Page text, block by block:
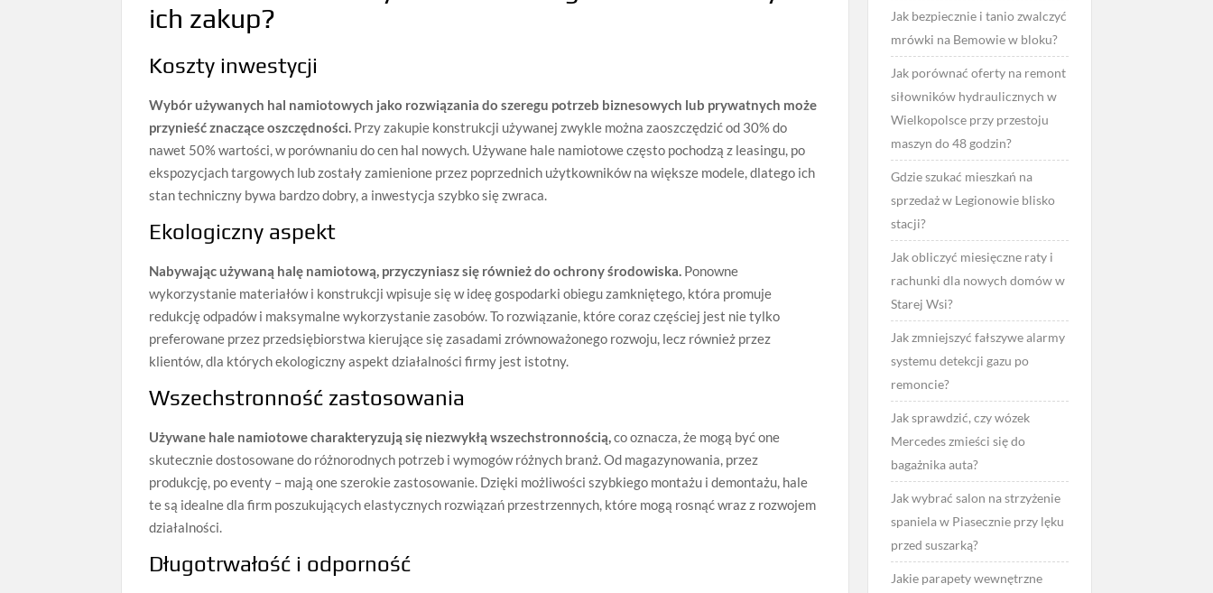
ich zakup?
Koszty inwestycji
Wybór używanych hal namiotowych jako rozwiązania do szeregu potrzeb biznesowych lub prywatnych może
przynieść znaczące oszczędności. Przy zakupie konstrukcji używanej zwykle można zaoszczędzić od 30% do
nawet 50% wartości, w porównaniu do cen hal nowych. Używane hale namiotowe często pochodzą z leasingu, po
ekspozycjach targowych lub zostały zamienione przez poprzednich użytkowników na większe modele, dlatego ich
stan techniczny bywa bardzo dobry, a inwestycja szybko się zwraca.
Ekologiczny aspekt
Nabywając używaną halę namiotową, przyczyniasz się również do ochrony środowiska. Ponowne
wykorzystanie materiałów i konstrukcji wpisuje się w ideę gospodarki obiegu zamkniętego, która promuje
redukcję odpadów i maksymalne wykorzystanie zasobów. To rozwiązanie, które coraz częściej jest nie tylko
preferowane przez przedsiębiorstwa kierujące się zasadami zrównoważonego rozwoju, lecz również przez
klientów, dla których ekologiczny aspekt działalności firmy jest istotny.
Wszechstronność zastosowania
Używane hale namiotowe charakteryzują się niezwykłą wszechstronnością, co oznacza, że mogą być one
skutecznie dostosowane do różnorodnych potrzeb i wymogów różnych branż. Od magazynowania, przez
produkcję, po eventy – mają one szerokie zastosowanie. Dzięki możliwości szybkiego montażu i demontażu, hale
te są idealne dla firm poszukujących elastycznych rozwiązań przestrzennych, które mogą rosnąć wraz z rozwojem
działalności.
Długotrwałość i odporność
Jak bezpiecznie i tanio zwalczyć
mrówki na Bemowie w bloku?
Jak porównać oferty na remont
siłowników hydraulicznych w
Wielkopolsce przy przestoju
maszyn do 48 godzin?
Gdzie szukać mieszkań na
sprzedaż w Legionowie blisko
stacji?
Jak obliczyć miesięczne raty i
rachunki dla nowych domów w
Starej Wsi?
Jak zmniejszyć fałszywe alarmy
systemu detekcji gazu po
remoncie?
Jak sprawdzić, czy wózek
Mercedes zmieści się do
bagażnika auta?
Jak wybrać salon na strzyżenie
spaniela w Piasecznie przy lęku
przed suszarką?
Jakie parapety wewnętrzne